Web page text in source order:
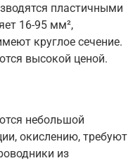
пластичными
16-95 мм²,
круглое сечение.
высокой ценой.
небольшой
окислению, требуют
из